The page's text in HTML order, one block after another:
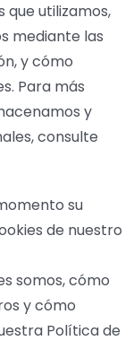
que utilizamos,
mediante las
y cómo
Para más
y
consulte
su
de nuestro
somos, cómo
y cómo
Política de